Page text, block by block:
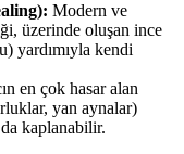
Modern ve
üzerinde oluşan ince
yardımıyla kendi
en çok hasar alan
yan aynalar)
kaplanabilir.